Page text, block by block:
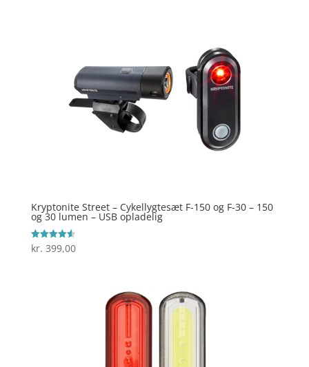
Kryptonite Street – Cykellygtesæt F-150 og F-30 – 150
og 30 lumen – USB opladelig
Vurderet
4.6
kr. 399,00